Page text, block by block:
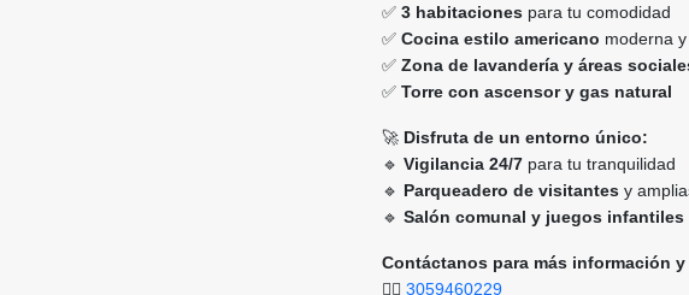
✅ 3 habitaciones para tu comodidad
✅ Cocina estilo americano moderna
✅ Zona de lavandería y áreas
✅ Torre con ascensor y gas natural
🚀 Disfruta de un entorno único:
🔹 Vigilancia 24/7 para tu tranquilidad
🔹 Parqueadero de visitantes y
🔹 Salón comunal y juegos infantiles
Contáctanos para más información
👉🏻 3059460229